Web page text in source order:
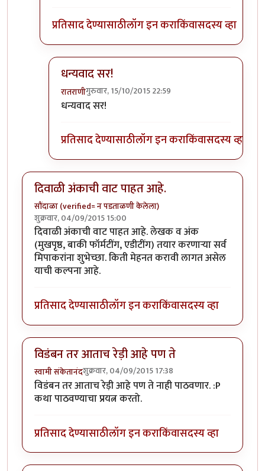
प्रतिसाद देण्यासाठीलॉग इन कराकिंवासदस्य व्हा
धन्यवाद सर!
रातराणीगुरुवार, 15/10/2015 22:59
In reply to
धन्यवाद सर!
प्रतिसाद देण्यासाठीलॉग इन कराकिंवासदस्य व्हा
दिवाळी अंकाची वाट पाहत आहे.
सौंदाळा (verified= न पडताळणी केलेला)
शुक्रवार, 04/09/2015 15:00
दिवाळी अंकाची वाट पाहत आहे. लेखक व अंक
(मुखपृष्ठ, बाकी फॉर्मटींग, एडीटींग) तयार करणार्‍या सर्व
मिपाकरांना शुभेच्छा. किती मेहनत करावी लागत असेल
याची कल्पना आहे.
प्रतिसाद देण्यासाठीलॉग इन कराकिंवासदस्य व्हा
विडंबन तर आताच रेड़ी आहे पण ते
स्वामी संकेतानंदशुक्रवार, 04/09/2015 17:38
विडंबन तर आताच रेड़ी आहे पण ते नाही पाठवणार. :P
कथा पाठवण्याचा प्रयत्न करतो.
प्रतिसाद देण्यासाठीलॉग इन कराकिंवासदस्य व्हा